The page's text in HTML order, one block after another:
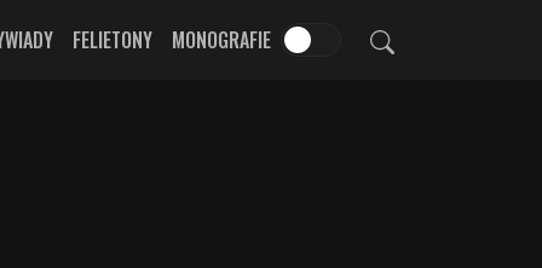
FELIETONY MONOGRAFIE